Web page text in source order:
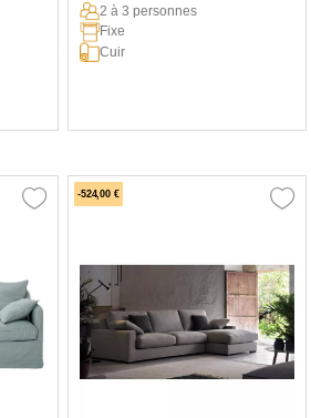
2 à 3 personnes
Fixe
Cuir
-524,00 €